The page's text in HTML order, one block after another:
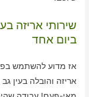
שירותי אריזה
ביום אחד
אז מדוע להשתמש
אריזה והובלה בעין